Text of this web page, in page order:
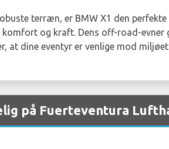
terræn, er BMW X1 den
komfort og kraft. Dens off-road-evner
at dine eventyr er venlige mod
på Fuerteventura